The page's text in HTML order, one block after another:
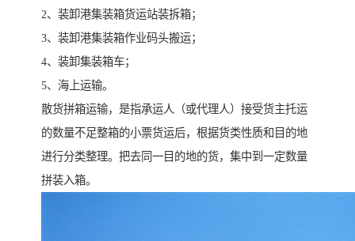
2、装卸港集装箱货运站装拆箱；
3、装卸港集装箱作业码头搬运；
4、装卸集装箱车；
5、海上运输。
散货拼箱运输，是指承运人（或代理人）接受货主托运
的数量不足整箱的小票货运后，根据货类性质和目的地
进行分类整理。把去同一目的地的货，集中到一定数量
拼装入箱。